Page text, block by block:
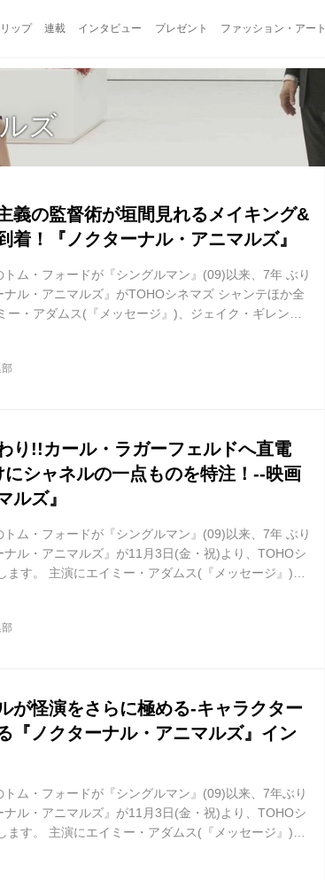
ップ 連載 インタビュー プレゼント ファッション・アート
ズ
義の監督術が垣間見れるメイキング&
着！『ノクターナル・アニマルズ』
ム・フォードが『シングルマン』(09)以来、7年 ぶり
ル・アニマルズ』がTOHOシネマズ シャンテほか全
・アダムス(『メッセージ』)、ジェイク・ギレンホ
じめ、脇を固める名優マイケル・シャノ ンが本年度
ネート、アーロン・テイラー=ジョンソンが第 74 回
り!!カール・ラガーフェルドへ直電
シャネルの一点ものを特注！--映画
ルズ』
ム・フォードが『シングルマン』(09)以来、7年 ぶり
ル・アニマルズ』が11月3日(金・祝)より、TOHOシ
ます。 主演にエイミー・アダムス(『メッセージ』)、
ランプリ受賞をはじめ、脇を固める名優マイケル・
助演男優賞にノミネート、アーロン・テイラー=ジョ
が怪演をさらに極める-キャラクター
『ノクターナル・アニマルズ』イン
ム・フォードが『シングルマン』(09)以来、7年ぶり
ル・アニマルズ』が11月3日(金・祝)より、TOHOシ
ます。 主演にエイミー・アダムス(『メッセージ』)、
ランプリ受賞をはじめ、脇を固める名優マイケル・